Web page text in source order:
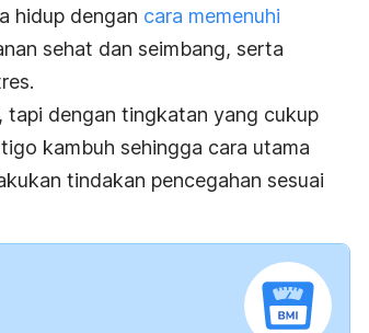
hidup dengan cara memenuhi
sehat dan seimbang, serta
tapi dengan tingkatan yang cukup
kambuh sehingga cara utama
tindakan pencegahan sesuai